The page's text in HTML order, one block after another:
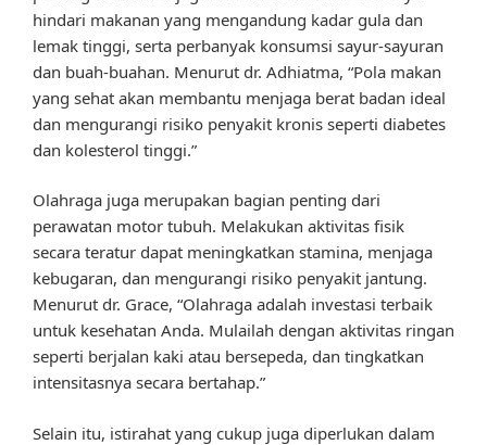
hindari makanan yang mengandung kadar gula dan
lemak tinggi, serta perbanyak konsumsi sayur-sayuran
dan buah-buahan. Menurut dr. Adhiatma, “Pola makan
yang sehat akan membantu menjaga berat badan ideal
dan mengurangi risiko penyakit kronis seperti diabetes
dan kolesterol tinggi.”
Olahraga juga merupakan bagian penting dari
perawatan motor tubuh. Melakukan aktivitas fisik
secara teratur dapat meningkatkan stamina, menjaga
kebugaran, dan mengurangi risiko penyakit jantung.
Menurut dr. Grace, “Olahraga adalah investasi terbaik
untuk kesehatan Anda. Mulailah dengan aktivitas ringan
seperti berjalan kaki atau bersepeda, dan tingkatkan
intensitasnya secara bertahap.”
Selain itu, istirahat yang cukup juga diperlukan dalam